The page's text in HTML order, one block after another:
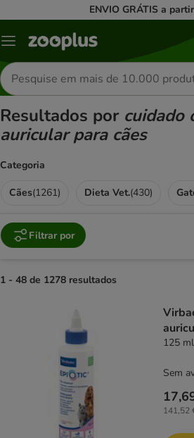
ENVIO GRÁTIS a
Menu
Pesquisar
produtos
Resultados por cuidado
auricular para cães
Categoria
Cães(1261) Dieta Vet.(430)
Filtrar por
1 - 48 de 1278 resultados
125 ml
141,52
Sem